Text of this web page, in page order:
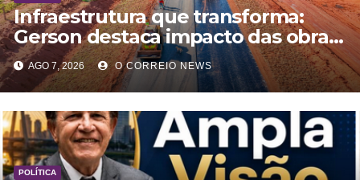
Infraestrutura que transforma:
Gerson destaca impacto das obras
rodoviárias no desenvolvimento e
na qualidade de vida em MS
AGO 7, 2026 O CORREIO NEWS
POLÍTICA